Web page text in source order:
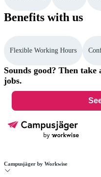
Benefits with us
Flexible Working Hours
Sounds good? Then
jobs.
Campusjäger by Workwise